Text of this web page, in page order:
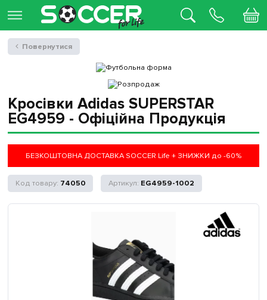
Кросівки Adidas SUPERSTAR
EG4959 - Офіційна Продукція
БЕЗКОШТОВНА ДОСТАВКА SOCCER Life + ЗНИЖКИ до -60%
74050 EG4959-1002
Повернутися